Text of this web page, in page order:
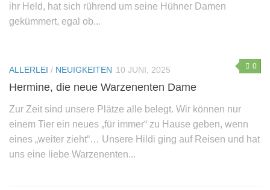
Monika Pracht
ihr Held, hat sich rührend um seine Hühner Damen
gekümmert, egal ob...
0
ALLERLEI / NEUIGKEITEN 10 JUNI, 2025
Hermine, die neue Warzenenten Dame
Zur Zeit sind unsere Plätze alle belegt. Wir können nur
einem Tier ein neues „für immer“ zu Hause geben, wenn
eines „weiter zieht“… Unsere Hildi ging auf Reisen und hat
uns eine liebe Warzenenten...